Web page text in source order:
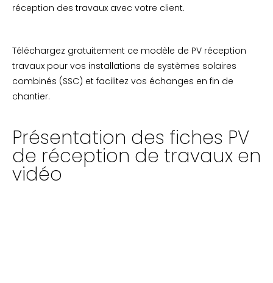
réception des travaux avec votre client.
Téléchargez gratuitement ce modèle de PV réception
travaux pour vos installations de systèmes solaires
combinés (SSC) et facilitez vos échanges en fin de
chantier.
Présentation des fiches PV
de réception de travaux en
vidéo